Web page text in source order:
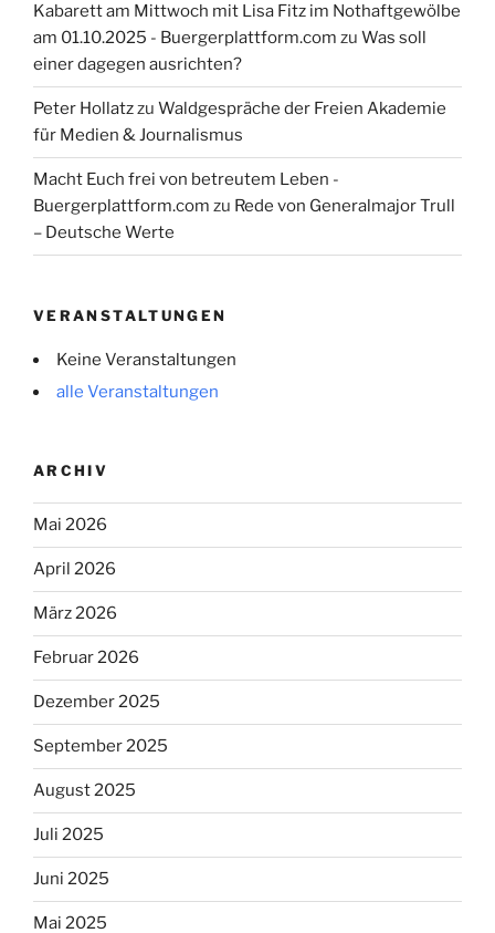
Kabarett am Mittwoch mit Lisa Fitz im Nothaftgewölbe
am 01.10.2025 - Buergerplattform.com zu Was soll
einer dagegen ausrichten?
Peter Hollatzzu Waldgespräche der Freien Akademie
für Medien & Journalismus
Macht Euch frei von betreutem Leben -
Buergerplattform.com zu Rede von Generalmajor Trull
– Deutsche Werte
VERANSTALTUNGEN
Keine Veranstaltungen
alle Veranstaltungen
ARCHIV
Mai 2026
April 2026
März 2026
Februar 2026
Dezember 2025
September 2025
August 2025
Juli 2025
Juni 2025
Mai 2025